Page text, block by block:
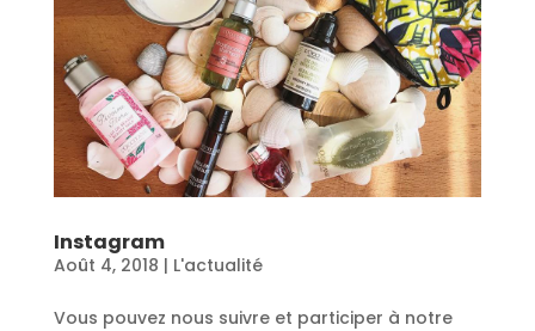
Instagram
Août 4, 2018 | L'actualité
Vous pouvez nous suivre et participer à notre